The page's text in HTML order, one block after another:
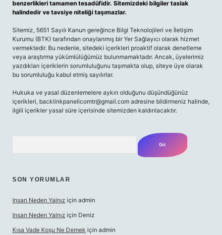
benzerlikleri tamamen tesadüfidir. Sitemizdeki bilgiler taslak
halindedir ve tavsiye niteliği taşımazlar.
Sitemiz, 5651 Sayılı Kanun gereğince Bilgi Teknolojileri ve İletişim
Kurumu (BTK) tarafından onaylanmış bir Yer Sağlayıcı olarak hizmet
vermektedir. Bu nedenle, sitedeki içerikleri proaktif olarak denetleme
veya araştırma yükümlülüğümüz bulunmamaktadır. Ancak, üyelerimiz
yazdıkları içeriklerin sorumluluğunu taşımakta olup, siteye üye olarak
bu sorumluluğu kabul etmiş sayılırlar.
Hukuka ve yasal düzenlemelere aykırı olduğunu düşündüğünüz
içerikleri, backlinkpanelicomtr@gmail.com adresine bildirmeniz halinde,
ilgili içerikler yasal süre içerisinde sitemizden kaldırılacaktır.
SON YORUMLAR
Insan Neden Yalnız için admin
Insan Neden Yalnız için Deniz
Kısa Vade Koşu Ne Demek için admin